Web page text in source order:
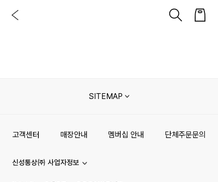
SITEMAP
고객센터 매장안내 멤버십 안내 단체주문문의
신성통상㈜ 사업자정보